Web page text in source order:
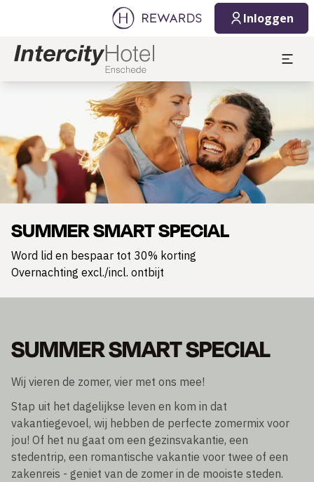
Inloggen
SUMMER SMART SPECIAL
Word lid en bespaar tot 30% korting
Overnachting excl./incl. ontbijt
SUMMER SMART SPECIAL
Wij vieren de zomer, vier met ons mee!
Stap uit het dagelijkse leven en kom in dat
vakantiegevoel, wij hebben de perfecte zomermix voor
jou! Of het nu gaat om een gezinsvakantie, een
stedentrip, een romantische vakantie voor twee of een
zakenreis - geniet van de zomer in de mooiste steden.